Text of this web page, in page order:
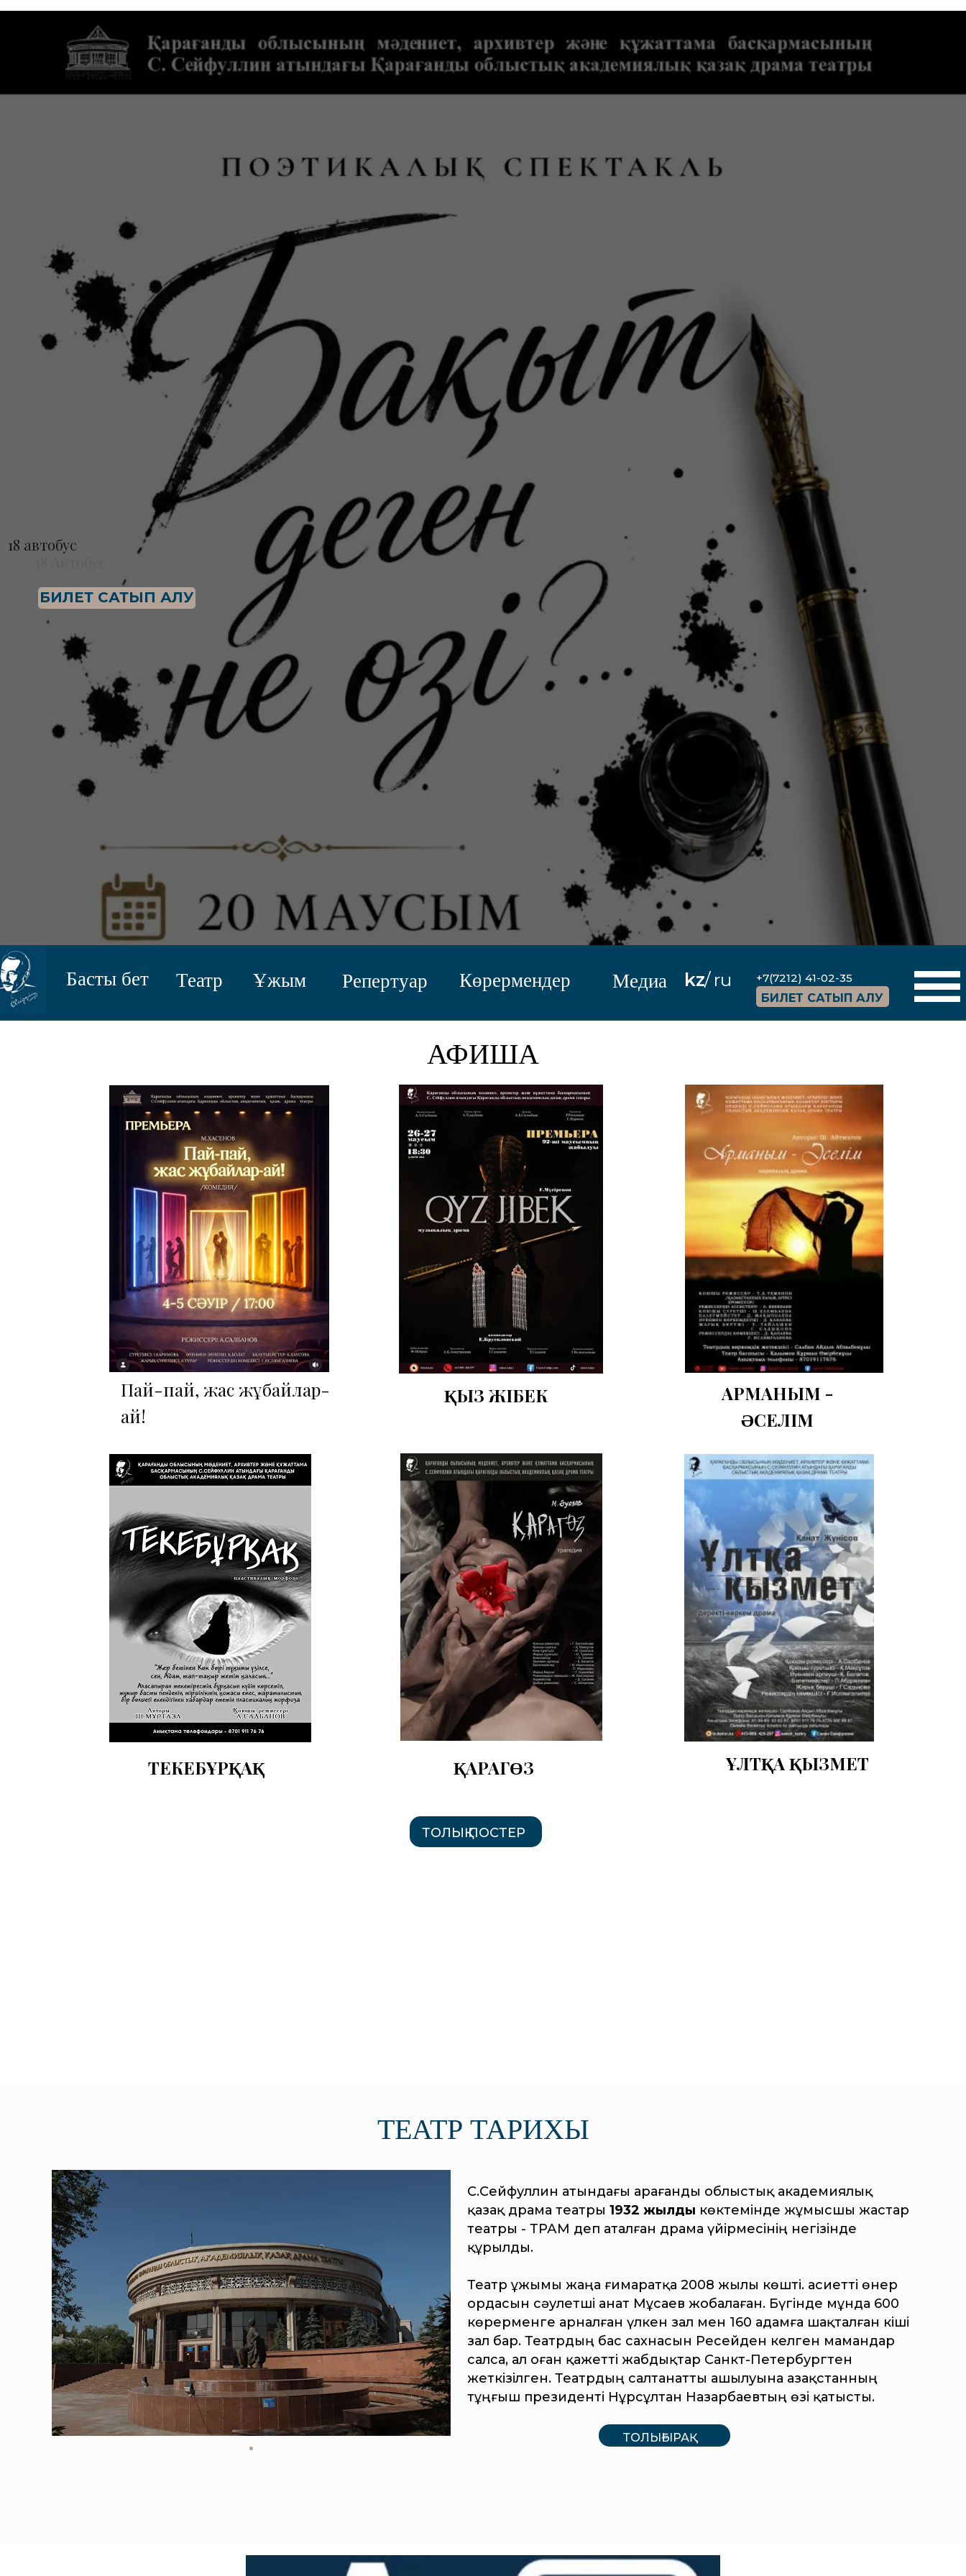
БИЛЕТ САТЫП АЛУ
18 автобус
Репертуар
Ұжым
БИЛЕТ САТЫП АЛУ
Медиа
Театр kz/ ru +7(7212) 41-02-35
Басты бет Көрермендер
АФИША
ТОЛЫҚ ПОСТЕР
ҚАРАГӨЗ ҰЛТҚА ҚЫЗМЕТ
АРМАНЫМ -
ӘСЕЛІМ
ТЕКЕБҰРҚАҚ
ҚЫЗ ЖІБЕК
Пай-пай, жас жұбайлар-
ай!
С.Сейфуллин атындағы Қарағанды облыстық академиялық
қазақ драма театры 1932 жылдың көктемінде жұмысшы жастар
театры - ТРАМ деп аталған драма үйірмесінің негізінде
құрылды.
Театр ұжымы жаңа ғимаратқа 2008 жылы көшті. Қасиетті өнер
ордасын сәулетші Қанат Мұсаев жобалаған. Бүгінде мұнда 600
көрерменге арналған үлкен зал мен 160 адамға шақталған кіші
зал бар. Театрдың бас сахнасын Ресейден келген мамандар
салса, ал оған қажетті жабдықтар Санкт-Петербургтен
жеткізілген. Театрдың салтанатты ашылуына Қазақстанның
тұңғыш президенті Нұрсұлтан Назарбаевтың өзі қатысты.
ТЕАТР ТАРИХЫ
ТОЛЫҒЫРАҚ